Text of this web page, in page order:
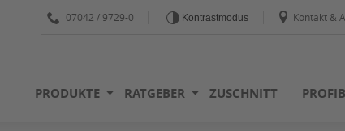
07042 / 9729-0 Kontrastmodus Kontakt &
PRODUKTE RATGEBER ZUSCHNITT